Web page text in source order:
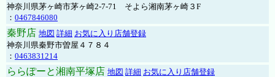
神奈川県茅ヶ崎市茅ヶ崎2‐7‐71 そよら湘南茅ヶ崎３F
： 0467846080
秦野店 地図 詳細 お気に入り店舗登録
神奈川県秦野市曽屋４７８４
： 0463831214
ららぽーと湘南平塚店 地図 詳細 お気に入り店舗登録